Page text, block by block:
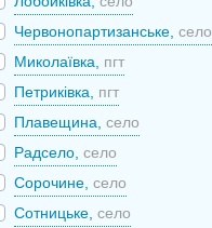
Червонопартизанське,село
Миколаївка, пгт
Петриківка, пгт
Плавещина,село
Радсело,село
Сорочине,село
Сотницьке,село